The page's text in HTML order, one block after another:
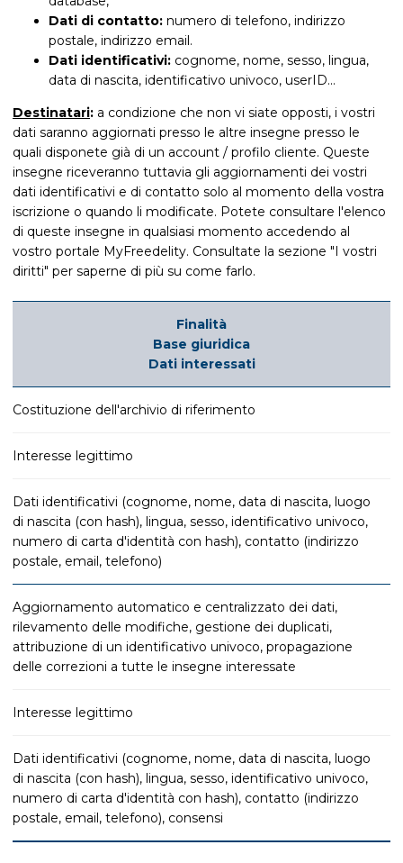
Dati di contatto: numero di telefono, indirizzo
postale, indirizzo email.
Dati identificativi: cognome, nome, sesso, lingua,
data di nascita, identificativo univoco, userID...
Destinatari: a condizione che non vi siate opposti, i vostri
dati saranno aggiornati presso le altre insegne presso le
quali disponete già di un account / profilo cliente. Queste
insegne riceveranno tuttavia gli aggiornamenti dei vostri
dati identificativi e di contatto solo al momento della vostra
iscrizione o quando li modificate. Potete consultare l'elenco
di queste insegne in qualsiasi momento accedendo al
vostro portale MyFreedelity. Consultate la sezione "I vostri
diritti" per saperne di più su come farlo.
Finalità
Base giuridica
Dati interessati
Costituzione dell'archivio di riferimento
Interesse legittimo
Dati identificativi (cognome, nome, data di nascita, luogo
di nascita (con hash), lingua, sesso, identificativo univoco,
numero di carta d'identità con hash), contatto (indirizzo
postale, email, telefono)
Aggiornamento automatico e centralizzato dei dati,
rilevamento delle modifiche, gestione dei duplicati,
attribuzione di un identificativo univoco, propagazione
delle correzioni a tutte le insegne interessate
Interesse legittimo
Dati identificativi (cognome, nome, data di nascita, luogo
di nascita (con hash), lingua, sesso, identificativo univoco,
numero di carta d'identità con hash), contatto (indirizzo
postale, email, telefono), consensi